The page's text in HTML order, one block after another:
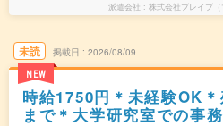
派遣会社 株式会社ブレイブ（
未読
NEW
掲載日 2026/08/09
時給1750円＊未経験OK
まで＊大学研究室での事務